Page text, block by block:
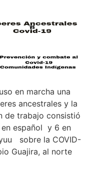
en marcha una
ancestrales y la
de trabajo consistió
español y 6 en
sobre la COVID-
Guajira, al norte